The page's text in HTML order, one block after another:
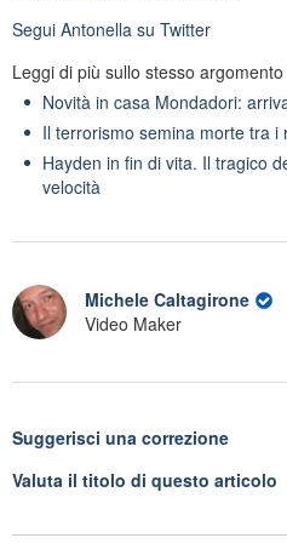
Segui Antonella su Twitter
Leggi di più sullo stesso
Novità in casa Mondadori:
Il terrorismo semina morte tra i
Hayden in fin di vita. Il tragico
velocità
Michele Caltagirone
Video Maker
Suggerisci una correzione
Valuta il titolo di questo articolo